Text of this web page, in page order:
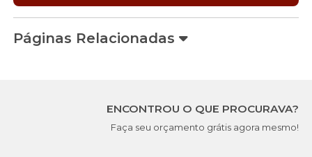
Páginas Relacionadas
ENCONTROU O QUE PROCURAVA?
Faça seu orçamento grátis agora mesmo!